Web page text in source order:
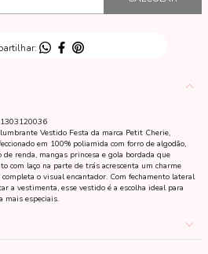
Vestido Festa da marca Petit Cherie,
em 100% poliamida com forro de algodão,
renda, mangas princesa e gola bordada que
com laço na parte de trás acrescenta um charme
o visual encantador. Com fechamento lateral
a vestimenta, esse vestido é a escolha ideal para
mais especiais.